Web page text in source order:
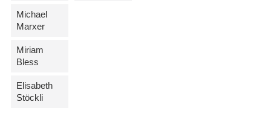
Michael
Marxer
Miriam
Bless
Elisabeth
Stöckli